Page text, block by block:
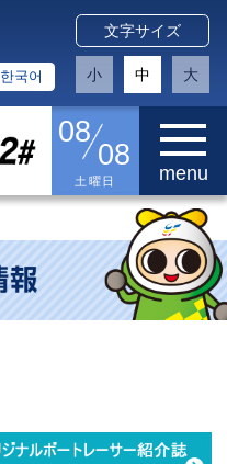
한국어
文字サイズ
小 中 大
08
08
土曜日 menu